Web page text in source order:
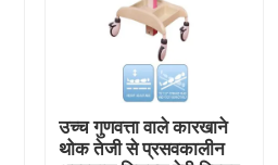
उच्च गुणवत्ता वाले कारखाने
थोक तेजी से प्रसवकालीन